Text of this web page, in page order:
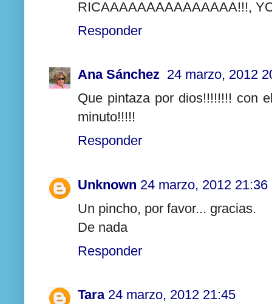
RICAAAAAAAAAAAAAAA!!!,
Responder
Ana Sánchez 24 marzo, 2012
Que pintaza por dios!!!!!!!! con
minuto!!!!!
Responder
Unknown 24 marzo, 2012 21:36
Un pincho, por favor... gracias.
De nada
Responder
Tara 24 marzo, 2012 21:45